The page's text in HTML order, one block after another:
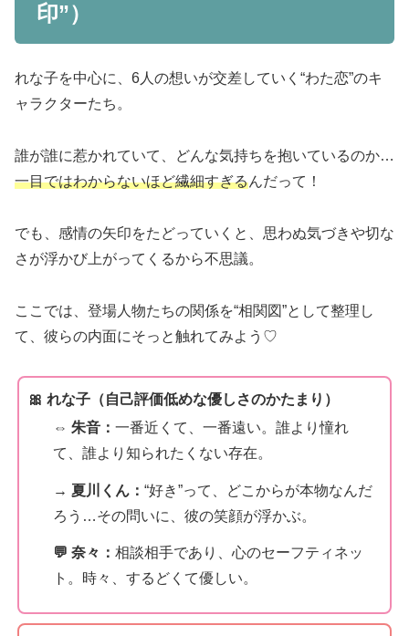
印”）
れな子を中心に、6人の想いが交差していく“わた恋”のキ
ャラクターたち。
誰が誰に惹かれていて、どんな気持ちを抱いているのか…
一目ではわからないほど繊細すぎるんだって！
でも、感情の矢印をたどっていくと、思わぬ気づきや切な
さが浮かび上がってくるから不思議。
ここでは、登場人物たちの関係を“相関図”として整理し
て、彼らの内面にそっと触れてみよう♡
🎀 れな子（自己評価低めな優しさのかたまり）
⇔ 朱音：一番近くて、一番遠い。誰より憧れ
て、誰より知られたくない存在。
→ 夏川くん：“好き”って、どこからが本物なんだ
ろう…その問いに、彼の笑顔が浮かぶ。
💬 奈々：相談相手であり、心のセーフティネッ
ト。時々、するどくて優しい。